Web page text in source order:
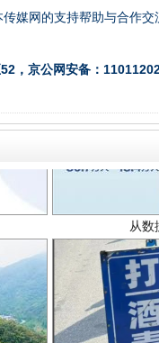
媒网的支持帮助与合作交
，京公网安备：
从数